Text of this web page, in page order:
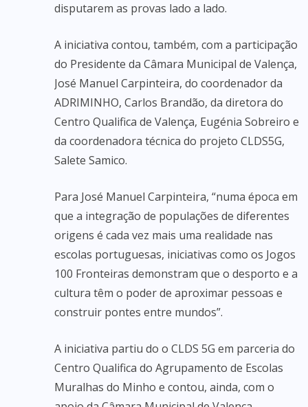
disputarem as provas lado a lado.
A iniciativa contou, também, com a participação
do Presidente da Câmara Municipal de Valença,
José Manuel Carpinteira, do coordenador da
ADRIMINHO, Carlos Brandão, da diretora do
Centro Qualifica de Valença, Eugénia Sobreiro e
da coordenadora técnica do projeto CLDS5G,
Salete Samico.
Para José Manuel Carpinteira, “numa época em
que a integração de populações de diferentes
origens é cada vez mais uma realidade nas
escolas portuguesas, iniciativas como os Jogos
100 Fronteiras demonstram que o desporto e a
cultura têm o poder de aproximar pessoas e
construir pontes entre mundos”.
A iniciativa partiu do o CLDS 5G em parceria do
Centro Qualifica do Agrupamento de Escolas
Muralhas do Minho e contou, ainda, com o